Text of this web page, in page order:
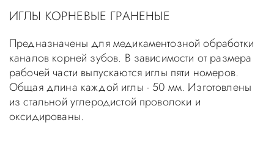
ИГЛЫ КОРНЕВЫЕ ГРАНЕНЫЕ
Предназначены для медикаментозной обработки
каналов корней зубов. В зависимости от размера
рабочей части выпускаются иглы пяти номеров.
Общая длина каждой иглы - 50 мм. Изготовлены
из стальной углеродистой проволоки и
оксидированы.